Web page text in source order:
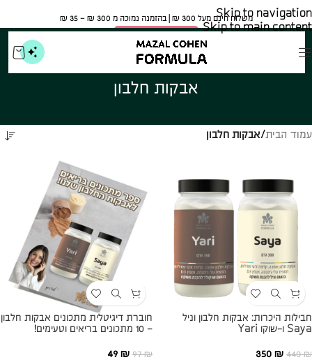
Skip to navigation
Skip to main content
משלוח חינם מעל 300 ₪ | בהזמנה נמוכה מ 300 ₪ – 35 ₪​
🍀 אישור משרד הבריאות
אבקות חלבון
עמוד הבית/אבקות חלבון
חבילות היכרות: אבקות חלבון וניל
Saya ו-שוקו Yari
440₪
350 ₪
חוברת דיגיטלית מתכונים אבקות חלבון
– 10 מתכונים בריאים וטעימים!
97₪
49 ₪